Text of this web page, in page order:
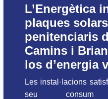
L’Energètica
plaques
penitenciaris
Camins i
los d’energia
Les instal·lacions
seu consum